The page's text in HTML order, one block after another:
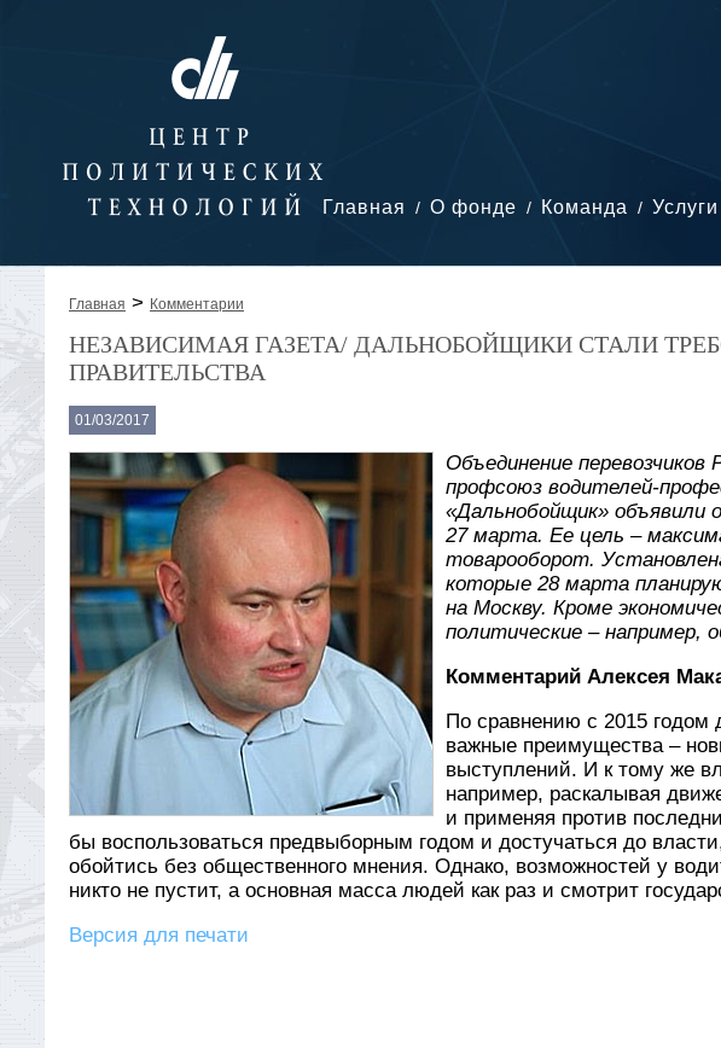
Главная О фонде Команда Услуги
Главная > Комментарии
НЕЗАВИСИМАЯ ГАЗЕТА/ ДАЛЬНОБОЙЩИКИ СТАЛИ
ПРАВИТЕЛЬСТВА
01/03/2017
Объединение
профсоюз водителей-
«Дальнобойщик» объявили
27 марта. Ее цель –
товарооборот.
которые 28 марта
на Москву. Кроме
политические – например,
Комментарий Алексея
По сравнению с 2015 годом
важные преимущества –
выступлений. И к тому же
например, раскалывая
и применяя против
бы воспользоваться предвыборным годом и достучаться до
обойтись без общественного мнения. Однако, возможностей у
никто не пустит, а основная масса людей как раз и смотрит
Версия для печати